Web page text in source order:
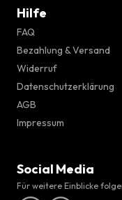
Hilfe
FAQ
Bezahlung & Versand
Widerruf
Datenschutzerklärung
AGB
Impressum
Social Media
Für weitere Einblicke